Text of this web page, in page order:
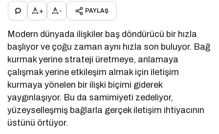
+ - PAYLAŞ
Modern dünyada ilişkiler baş döndürücü bir hızla
başlıyor ve çoğu zaman aynı hızla son buluyor. Bağ
kurmak yerine strateji üretmeye, anlamaya
çalışmak yerine etkileşim almak için iletişim
kurmaya yönelen bir ilişki biçimi giderek
yaygınlaşıyor. Bu da samimiyeti zedeliyor,
yüzeyselleşmiş bağlarla gerçek iletişim ihtiyacının
üstünü örtüyor.